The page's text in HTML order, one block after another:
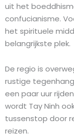
uit het
confucianisme.
het spirituele
belangrijkste plek.
De regio is
rustige
een paar uur
wordt Tay Ninh
tussenstop door
reizen.